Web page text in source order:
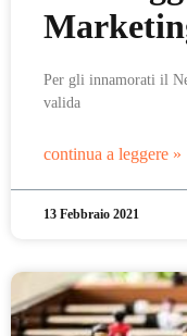
Per gli innamorati il
valida
continua a leggere »
13 Febbraio 2021